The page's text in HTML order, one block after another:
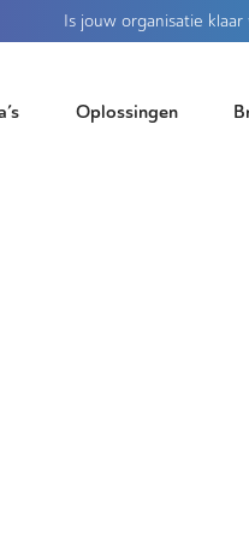
Is jouw organisatie klaar
Oplossingen